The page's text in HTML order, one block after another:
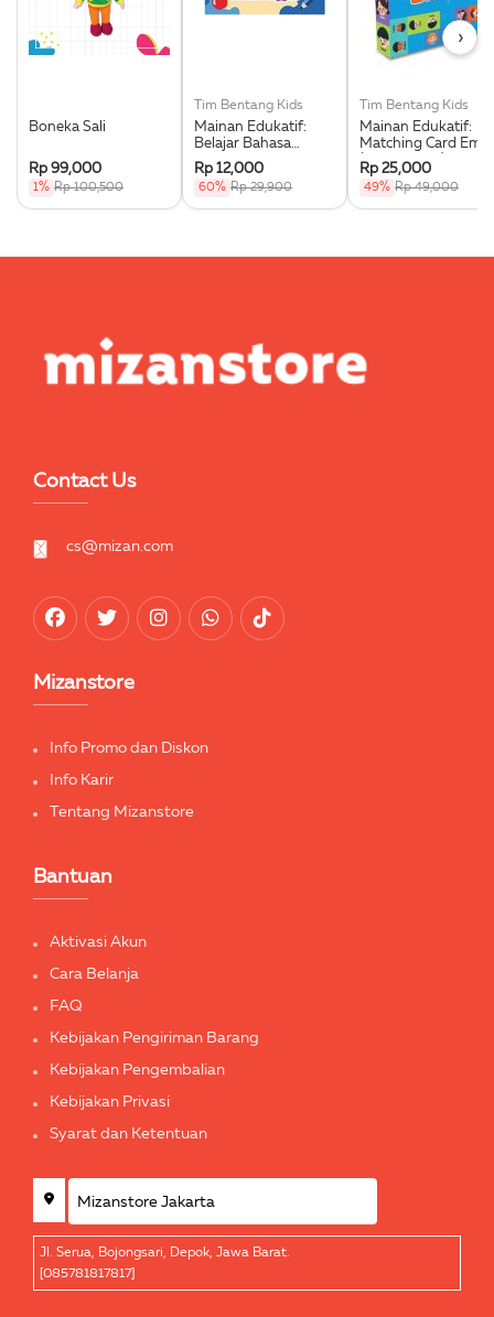
Boneka Sali
Rp 99,000
1% Rp 100,500
Tim Bentang Kids
Mainan Edukatif:
Belajar Bahasa
Inggris 2 In 1 Flash
Card Ring (Buku
Event)
Rp 12,000
60% Rp 29,900
Tim Bentang Kids
Mainan Edukatif:
Matching Card
(Buku Event)
Rp 25,000
49% Rp 49,000
›
Contact Us
cs@mizan.com
Mizanstore
Info Promo dan Diskon
Info Karir
Tentang Mizanstore
Bantuan
Aktivasi Akun
Cara Belanja
FAQ
Kebijakan Pengiriman Barang
Kebijakan Pengembalian
Kebijakan Privasi
Syarat dan Ketentuan
Jl. Serua, Bojongsari, Depok, Jawa Barat.
[085781817817]